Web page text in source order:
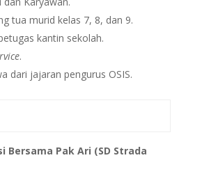
tua murid kelas 7, 8, dan 9.
kantin sekolah.
.
dari jajaran pengurus OSIS.
Bersama Pak Ari (SD Strada